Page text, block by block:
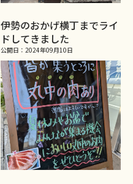
伊勢のおかげ横丁までライ
ドしてきました
公開日：2024年09月10日